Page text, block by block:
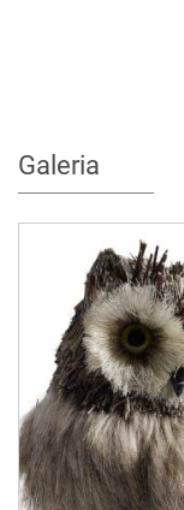
Galeria